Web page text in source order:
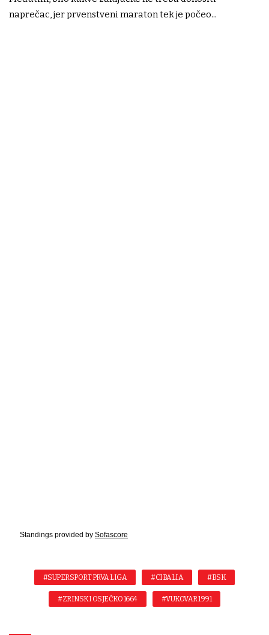
naprečac, jer prvenstveni maraton tek je počeo...
Standings provided by Sofascore
#SUPERSPORT PRVA LIGA #CIBALIA #BSK
#ZRINSKI OSJEČKO 1664 #VUKOVAR 1991